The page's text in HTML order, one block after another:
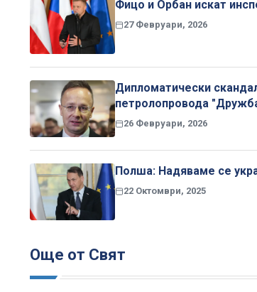
Фицо и Орбан искат
27 Февруари, 2026
Дипломатически
петролопровода
26 Февруари, 2026
Полша: Надяваме се
22 Октомври, 2025
Още от Свят